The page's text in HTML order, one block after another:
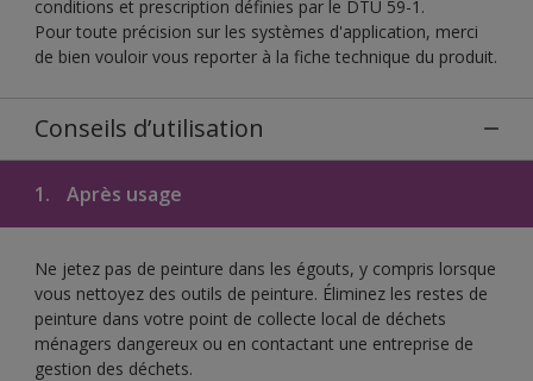
conditions et prescription définies par le DTU 59-1.
Pour toute précision sur les systèmes d'application, merci
de bien vouloir vous reporter à la fiche technique du produit.
Conseils d’utilisation
1. Après usage
Ne jetez pas de peinture dans les égouts, y compris lorsque
vous nettoyez des outils de peinture. Éliminez les restes de
peinture dans votre point de collecte local de déchets
ménagers dangereux ou en contactant une entreprise de
gestion des déchets.